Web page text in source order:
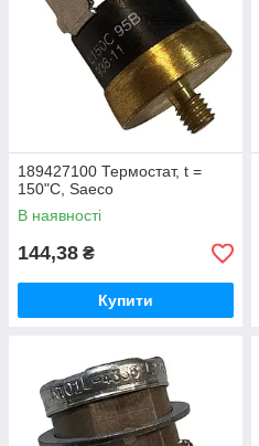
189427100 Термостат, t =
150"C, Saeco
В наявності
144,38 ₴
Купити